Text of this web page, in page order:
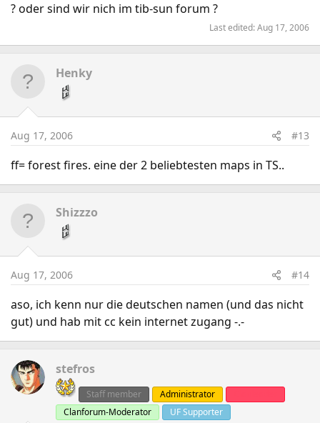
? oder sind wir nich im tib-sun forum ?
Last edited:Aug 17, 2006
Henky
Aug 17, 2006 #13
ff= forest fires. eine der 2 beliebtesten maps in TS..
Shizzzo
Aug 17, 2006 #14
aso, ich kenn nur die deutschen namen (und das nicht
gut) und hab mit cc kein internet zugang -.-
stefros
Staff member Administrator
Clanforum-Moderator
UF Supporter